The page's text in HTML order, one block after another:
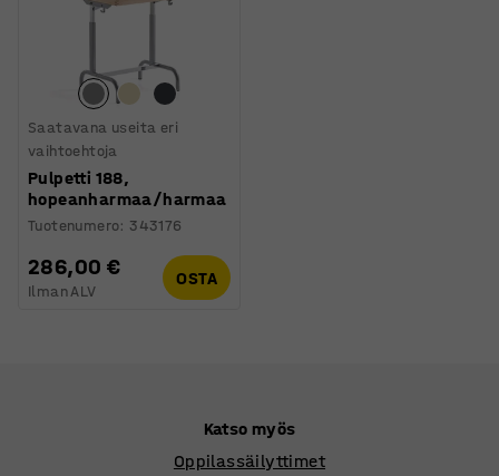
Saatavana useita eri
vaihtoehtoja
Pulpetti 188,
hopeanharmaa/harmaa
Tuotenumero: 343176
286,00 €
Ilman ALV
OSTA
Katso myös
Oppilassäilyttimet